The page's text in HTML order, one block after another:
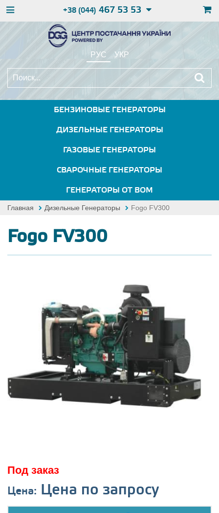
+38 (044) 467 53 53
РУС УКР
БЕНЗИНОВЫЕ ГЕНЕРАТОРЫ
ДИЗЕЛЬНЫЕ ГЕНЕРАТОРЫ
ГАЗОВЫЕ ГЕНЕРАТОРЫ
СВАРОЧНЫЕ ГЕНЕРАТОРЫ
ГЕНЕРАТОРЫ ОТ ВОМ
Главная Дизельные Генераторы Fogo FV300
Fogo FV300
Под заказ
Цена: Цена по запросу